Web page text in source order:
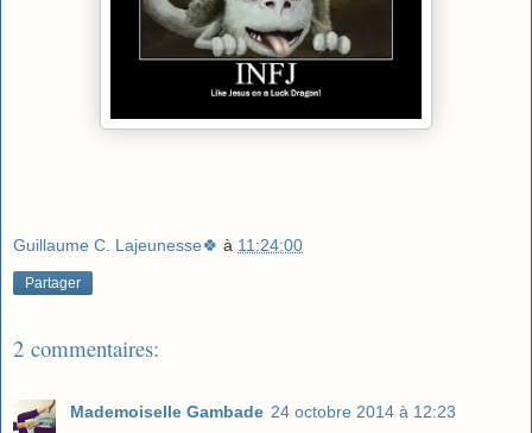
Guillaume C. Lajeunesse🍀 à 11:24:00
Partager
2 commentaires:
Mademoiselle Gambade 24 octobre 2014 à 12:23